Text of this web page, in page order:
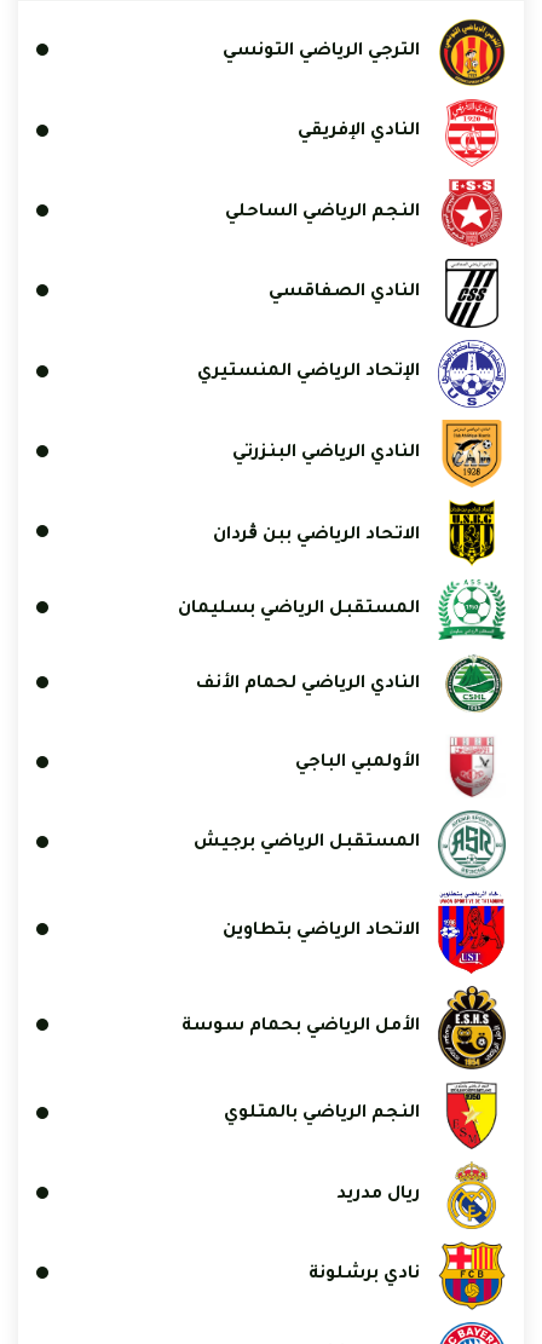
الترجي الرياضي التونسي
النادي الإفريقي
النجم الرياضي الساحلي
النادي الصفاقسي
الإتحاد الرياضي المنستيري
النادي الرياضي البنزرتي
الاتحاد الرياضي ببن ڨردان
المستقبل الرياضي بسليمان
النادي الرياضي لحمام الأنف
الأولمبي الباجي
المستقبل الرياضي برجيش
الاتحاد الرياضي بتطاوين
الأمل الرياضي بحمام سوسة
النجم الرياضي بالمتلوي
ريال مدريد
نادي برشلونة